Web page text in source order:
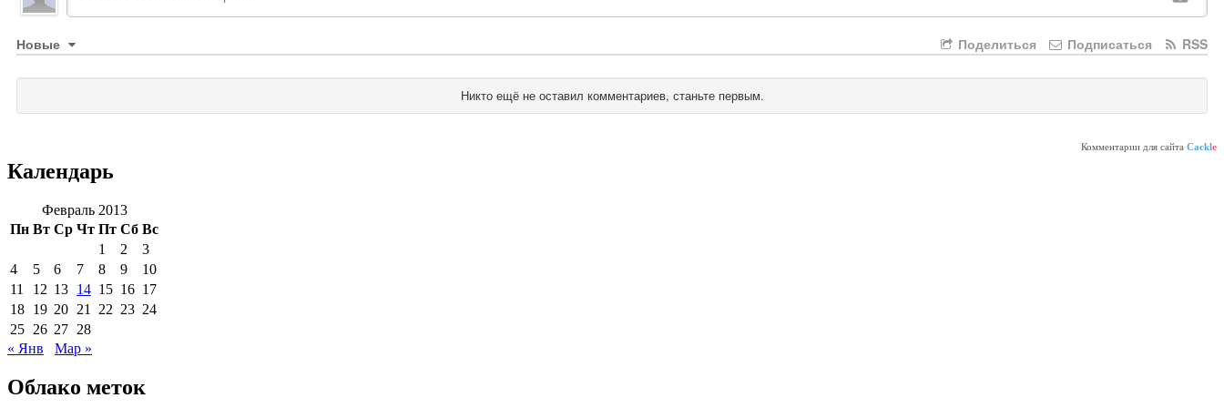
Новые RSS
Подписаться
Поделиться
Никто ещё не оставил комментариев, станьте первым.
Комментарии для сайта Cackle
Календарь
Февраль 2013
Пн Вт Ср Чт Пт Сб Вс
1
2
3
4
5 6 7 8 9
10
11
12 13 14 15 16 17
18 19 20 21 22 23 24
25 26 27 28
« Янв
Мар »
Облако меток